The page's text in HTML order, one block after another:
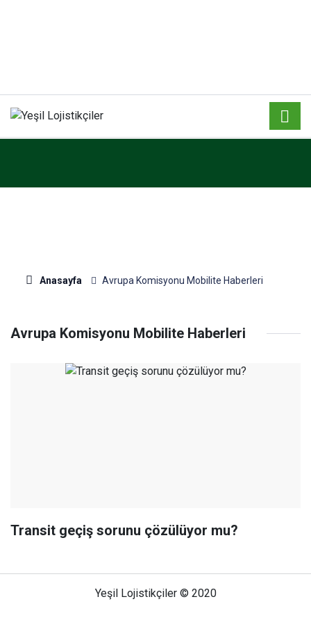
Anasayfa Avrupa Komisyonu Mobilite Haberleri
Avrupa Komisyonu Mobilite Haberleri
Transit geçiş sorunu çözülüyor mu?
Yeşil Lojistikçiler © 2020